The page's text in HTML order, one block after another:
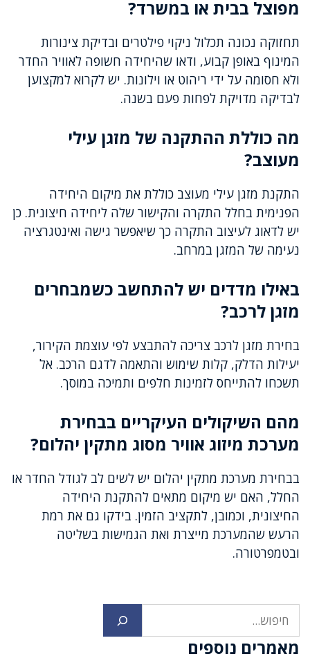
מפוצל בבית או במשרד?
תחזוקה נכונה תכלול ניקוי פילטרים ובדיקת צינורות
המינוף באופן קבוע, ודאו שהיחידה חשופה לאוויר החדר
ולא חסומה על ידי ריהוט או וילונות. יש לקרוא למקצוען
לבדיקה מדויקת לפחות פעם בשנה.
מה כוללת ההתקנה של מזגן עילי
מעוצב?
התקנת מזגן עילי מעוצב כוללת את מיקום היחידה
הפנימית בחלל התקרה והקישור שלה ליחידה חיצונית. כן
יש לדאוג לעיצוב התקרה כך שיאפשר גישה ואינטגרציה
נעימה של המזגן במרחב.
באילו מדדים יש להתחשב כשמבחרים
מזגן לרכב?
בחירת מזגן לרכב צריכה להתבצע לפי עוצמת הקירור,
יעילות הדלק, קלות שימוש והתאמה לדגם הרכב. אל
תשכחו להתייחס לזמינות חלפים ותמיכה במוסך.
מהם השיקולים העיקריים בבחירת
מערכת מיזוג אוויר מסוג מתקין יהלום?
בבחירת מערכת מתקין יהלום יש לשים לב לגודל החדר או
החלל, האם יש מיקום מתאים להתקנת היחידה
החיצונית, וכמובן, לתקציב הזמין. בידקו גם את רמת
הרעש שהמערכת מייצרת ואת הגמישות בשליטה
ובטמפרטורה.
מאמרים נוספים